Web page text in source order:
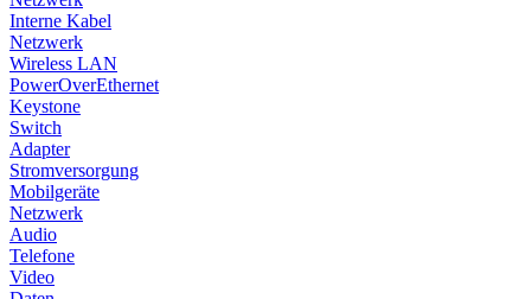
Interne Kabel
Netzwerk
Wireless LAN
PowerOverEthernet
Keystone
Switch
Adapter
Stromversorgung
Mobilgeräte
Netzwerk
Audio
Telefone
Video